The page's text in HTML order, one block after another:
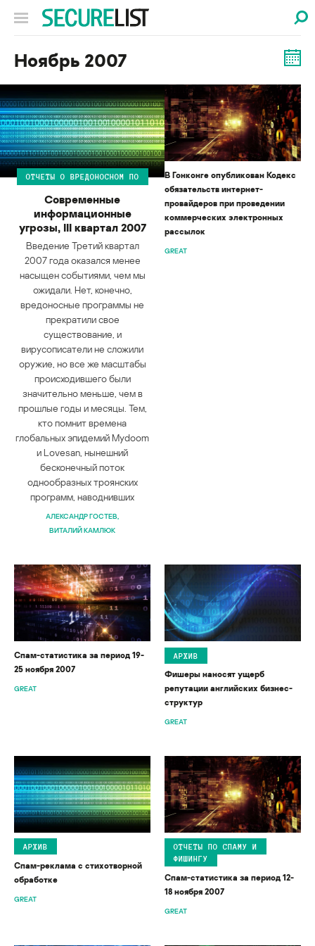
Ноябрь 2007
ОТЧЕТЫ О ВРЕДОНОСНОМ ПО
Современные
информационные
угрозы, III квартал 2007
Введение Третий квартал
2007 года оказался менее
насыщен событиями, чем мы
ожидали. Нет, конечно,
вредоносные программы не
прекратили свое
существование, и
вирусописатели не сложили
оружие, но все же масштабы
происходившего были
значительно меньше, чем в
прошлые годы и месяцы. Тем,
кто помнит времена
глобальных эпидемий Mydoom
и Lovesan, нынешний
бесконечный поток
однообразных троянских
программ, наводнивших
АЛЕКСАНДР ГОСТЕВ
ВИТАЛИЙ КАМЛЮК
В Гонконге опубликован Кодекс
обязательств интернет-
провайдеров при проведении
коммерческих электронных
рассылок
GREAT
Спам-статистика за период 19-
25 ноября 2007
GREAT
АРХИВ
Фишеры наносят ущерб
репутации английских бизнес-
структур
GREAT
АРХИВ
Спам-реклама с стихотворной
обработке
GREAT
ОТЧЕТЫ ПО СПАМУ И
ФИШИНГУ
Спам-статистика за период 12-
18 ноября 2007
GREAT